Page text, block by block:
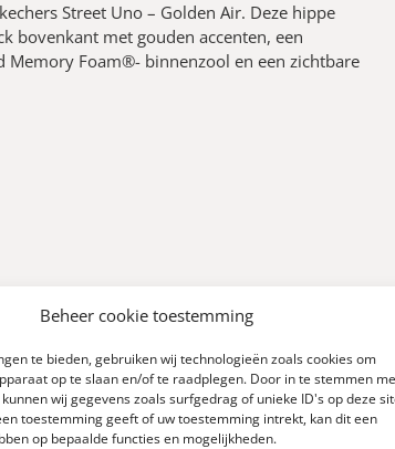
Beheer cookie toestemming
te bieden, gebruiken wij technologieën zoals cookies om
op te slaan en/of te raadplegen. Door in te stemmen
wij gegevens zoals surfgedrag of unieke ID's op deze
toestemming geeft of uw toestemming intrekt, kan dit een
op bepaalde functies en mogelijkheden.
Street Uno – Golden Air. Deze hippe
bovenkant met gouden accenten, een
Memory Foam®- binnenzool en een zichtbare